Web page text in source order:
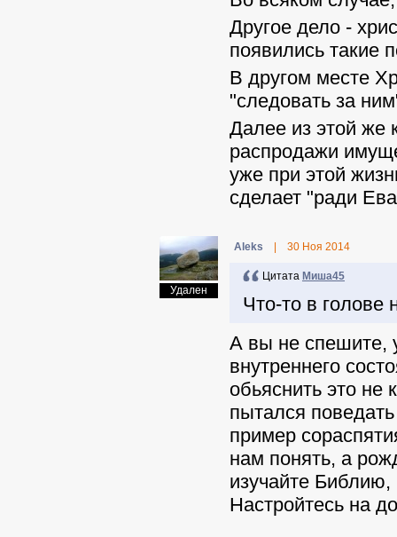
Другое дело -
появились такие
В другом месте
"следовать за
Далее из этой же
распродажи
уже при этой
сделает "ради
Удален
Aleks 30 Ноя 2014
Цитата Миша45
Что-то в голове
А вы не спешите,
внутреннего
обьяснить это не
пытался
пример
нам понять, а
изучайте Библию,
Настройтесь на